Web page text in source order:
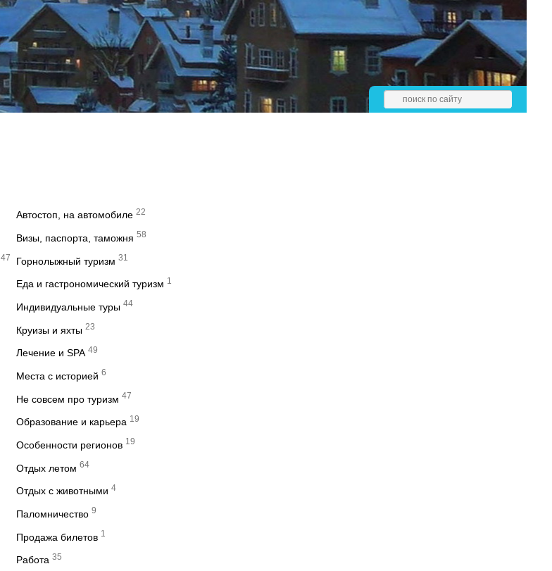
Автостоп, на автомобиле 22
Визы, паспорта, таможня 58
47 Горнолыжный туризм 31
Еда и гастрономический туризм 1
Индивидуальные туры 44
Круизы и яхты 23
Лечение и SPA 49
Места с историей 6
Не совсем про туризм 47
Образование и карьера 19
Особенности регионов 19
Отдых летом 64
Отдых с животными 4
Паломничество 9
Продажа билетов 1
Работа 35